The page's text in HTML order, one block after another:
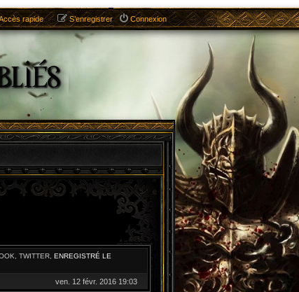
rapide Connexion
S’enregistrer
TWITTER, ENREGISTRÉ LE
ven. 12 févr. 2016 19:03